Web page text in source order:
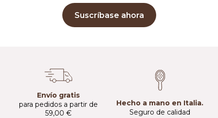
Suscríbase ahora
Envío gratis
para pedidos a partir de
59,00 €
Hecho a mano en Italia.
Seguro de calidad